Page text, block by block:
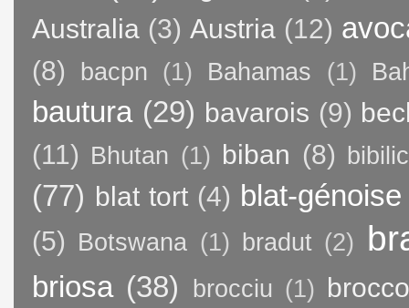
Australia (3) Austria (12)
(8) bacpn (1) Bahamas (1)
bautura (29) bavarois (9)
(11) Bhutan (1) biban (8)
(77) blat tort (4) blat-génoise
(5) Botswana (1) bradut (2)
briosa (38) brocciu (1)